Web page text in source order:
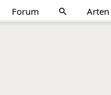
Forum search Arten